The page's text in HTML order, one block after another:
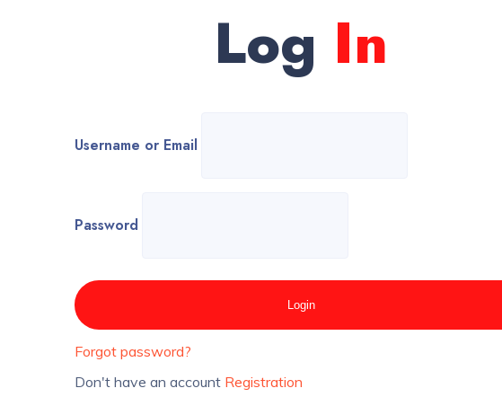
Log In
Username or Email
Password
Forgot password?
Don't have an account Registration